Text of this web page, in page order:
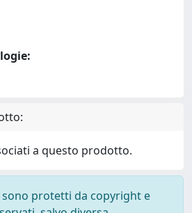
a questo prodotto.
sono protetti da copyright e